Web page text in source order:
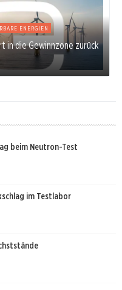
ENERGIEN
in die Gewinnzone zurück
beim Neutron-Test
im Testlabor